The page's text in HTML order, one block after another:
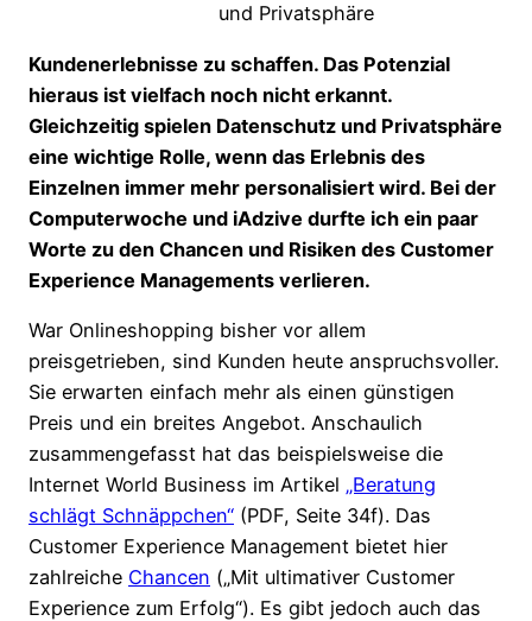
und Privatsphäre
Kundenerlebnisse zu schaffen. Das Potenzial
hieraus ist vielfach noch nicht erkannt.
Gleichzeitig spielen Datenschutz und Privatsphäre
eine wichtige Rolle, wenn das Erlebnis des
Einzelnen immer mehr personalisiert wird. Bei der
Computerwoche und iAdzive durfte ich ein paar
Worte zu den Chancen und Risiken des Customer
Experience Managements verlieren.
War Onlineshopping bisher vor allem
preisgetrieben, sind Kunden heute anspruchsvoller.
Sie erwarten einfach mehr als einen günstigen
Preis und ein breites Angebot. Anschaulich
zusammengefasst hat das beispielsweise die
Internet World Business im Artikel „Beratung
schlägt Schnäppchen“ (PDF, Seite 34f). Das
Customer Experience Management bietet hier
zahlreiche Chancen („Mit ultimativer Customer
Experience zum Erfolg“). Es gibt jedoch auch das